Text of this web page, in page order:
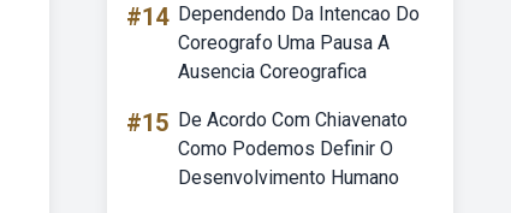
#14 Dependendo Da Intencao Do
Coreografo Uma Pausa A
Ausencia Coreografica
#15 De Acordo Com Chiavenato
Como Podemos Definir O
Desenvolvimento Humano